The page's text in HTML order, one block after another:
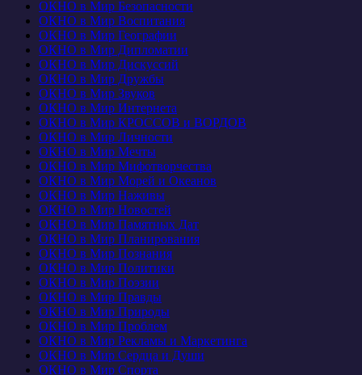
ОКНО в Мир Безопасности
ОКНО в Мир Воспитания
ОКНО в Мир Географии
ОКНО в Мир Дипломатии
ОКНО в Мир Дискуссий
ОКНО в Мир Дружбы
ОКНО в Мир Звуков
ОКНО в Мир Интернета
ОКНО в Мир КРОССОВ и ВОРДОВ
ОКНО в Мир Личности
ОКНО в Мир Мечты
ОКНО в Мир Мифотворчества
ОКНО в Мир Морей и Океанов
ОКНО в Мир Наживы
ОКНО в Мир Новостей
ОКНО в Мир Памятных Дат
ОКНО в Мир Планирования
ОКНО в Мир Познания
ОКНО в Мир Политики
ОКНО в Мир Поэзии
ОКНО в Мир Правды
ОКНО в Мир Природы
ОКНО в Мир Проблем
ОКНО в Мир Рекламы и Маркетинга
ОКНО в Мир Сердца и Души
ОКНО в Мир Спорта